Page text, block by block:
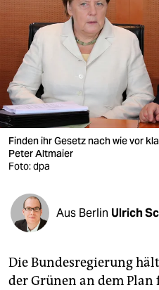
berlin
nord
wahrheit
verlag
verlag
veranstaltungen
shop
fragen & hilfe
abo
Finden ihr Gesetz nach wie vor
Peter Altmaier
Foto: dpa
Aus Berlin Ulrich
Die Bundesregierung
der Grünen an dem Plan